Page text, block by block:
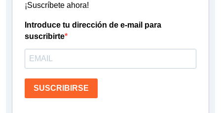
¡Suscríbete ahora!
Introduce tu dirección de e-mail para
suscribirte
SUSCRIBIRSE